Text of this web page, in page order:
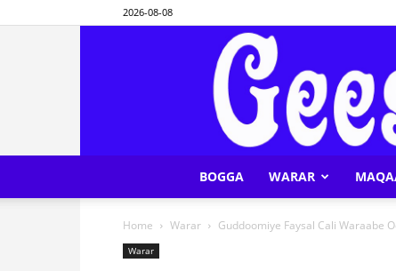
2026-08-08
BOGGA WARAR
Home Warar Guddoomiye Faysal Cali Waraabe
Warar